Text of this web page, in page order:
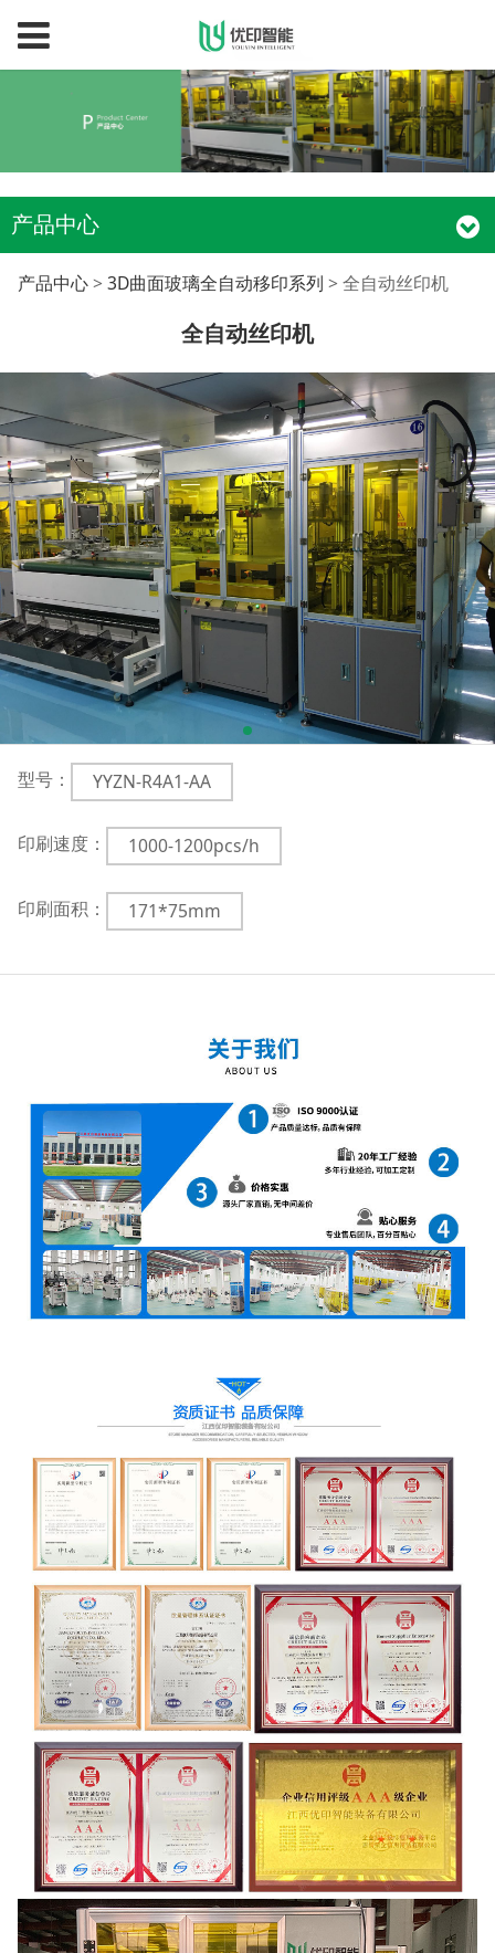
产品中心
全自动丝印机
产品中心> 3D曲面玻璃全自动移印系列 > 全自动丝印机
全自动丝印机
型号： YYZN-R4A1-AA
印刷速度： 1000-1200pcs/h
印刷面积： 171*75mm